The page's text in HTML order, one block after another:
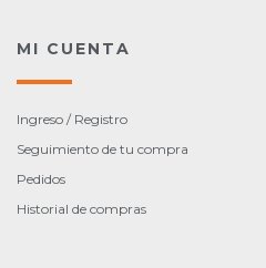
MI CUENTA
Ingreso / Registro
Seguimiento de tu compra
Pedidos
Historial de compras